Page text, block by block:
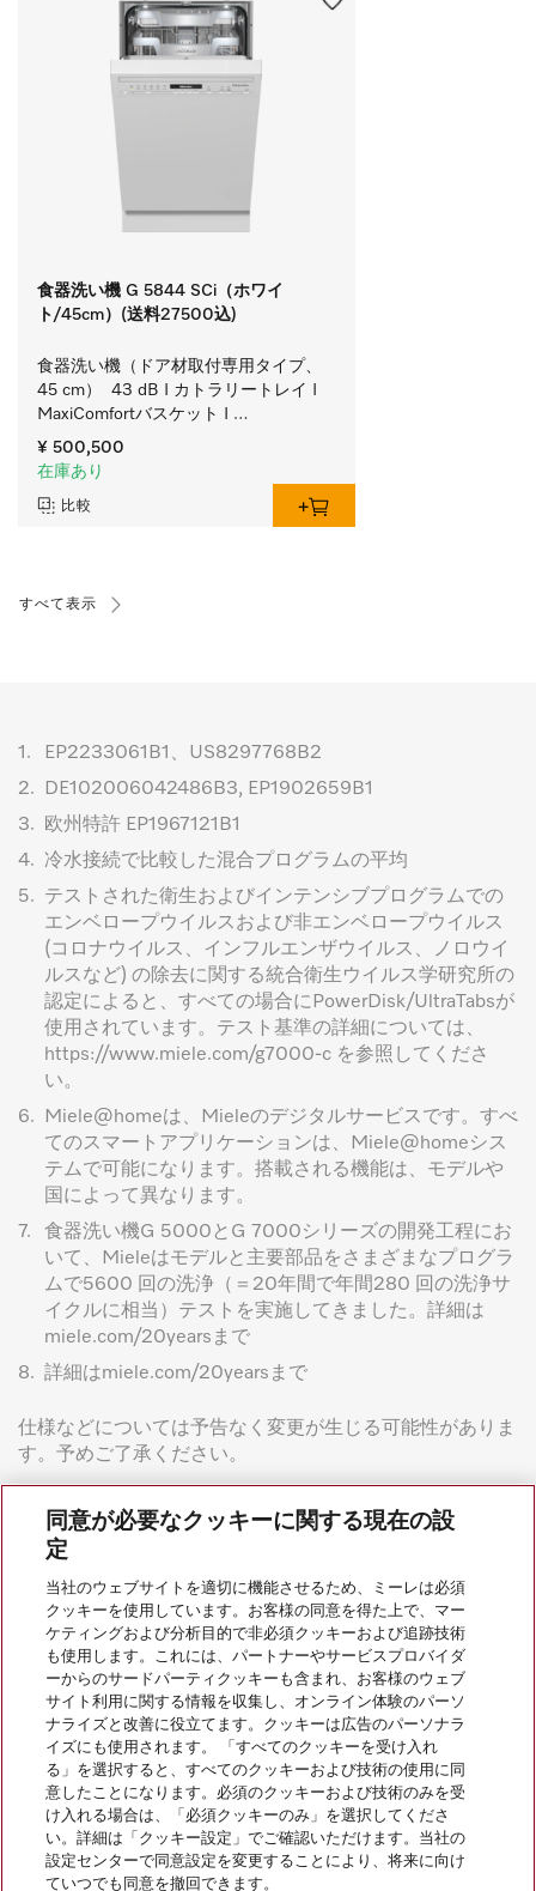
食器洗い機 G 5844 SCi（ホワイ
ト/45cm）(送料27500込)
食器洗い機（ドア材取付専用タイプ、
45 cm）  43 dB I カトラリートレイ I
MaxiComfortバスケット I
BrilliantLight（ブリリアントライト）I
Miele@home
¥ 500,500
在庫あり
比較
すべて表示
1.
EP2233061B1、US8297768B2
2.
DE102006042486B3, EP1902659B1
3.
欧州特許 EP1967121B1
4.
冷水接続で比較した混合プログラムの平均
5.
テストされた衛生およびインテンシブプログラムでの
エンベロープウイルスおよび非エンベロープウイルス
(コロナウイルス、インフルエンザウイルス、ノロウイ
ルスなど) の除去に関する統合衛生ウイルス学研究所の
認定によると、すべての場合にPowerDisk/UltraTabsが
使用されています。テスト基準の詳細については、
https://www.miele.com/g7000-c を参照してくださ
い。
6.
Miele@homeは、Mieleのデジタルサービスです。すべ
てのスマートアプリケーションは、Miele@homeシス
テムで可能になります。搭載される機能は、モデルや
国によって異なります。
7.
食器洗い機G 5000とG 7000シリーズの開発工程にお
いて、Mieleはモデルと主要部品をさまざまなプログラ
ムで5600 回の洗浄（＝20年間で年間280 回の洗浄サ
イクルに相当）テストを実施してきました。詳細は
miele.com/20yearsまで
8. 詳細はmiele.com/20yearsまで
仕様などについては予告なく変更が生じる可能性がありま
す。予めご了承ください。
会社案内
サービス
同意が必要なクッキーに関する現在の設
定
当社のウェブサイトを適切に機能させるため、ミーレは必須
クッキーを使用しています。お客様の同意を得た上で、マー
ケティングおよび分析目的で非必須クッキーおよび追跡技術
も使用します。これには、パートナーやサービスプロバイダ
ーからのサードパーティクッキーも含まれ、お客様のウェブ
サイト利用に関する情報を収集し、オンライン体験のパーソ
ナライズと改善に役立てます。クッキーは広告のパーソナラ
イズにも使用されます。 「すべてのクッキーを受け入れ
る」を選択すると、すべてのクッキーおよび技術の使用に同
意したことになります。必須のクッキーおよび技術のみを受
け入れる場合は、「必須クッキーのみ」を選択してくださ
い。詳細は「クッキー設定」でご確認いただけます。当社の
設定センターで同意設定を変更することにより、将来に向け
ていつでも同意を撤回できます。